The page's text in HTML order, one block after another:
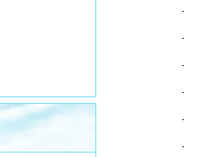
·
·
·
·
·
·